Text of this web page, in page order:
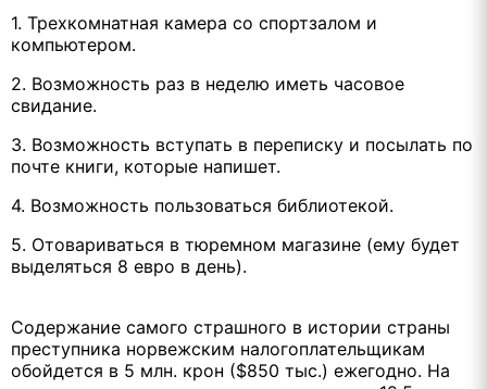
1. Трехкомнатная камера со спортзалом и
компьютером.
2. Возможность раз в неделю иметь часовое
свидание.
3. Возможность вступать в переписку и посылать по
почте книги, которые напишет.
4. Возможность пользоваться библиотекой.
5. Отовариваться в тюремном магазине (ему будет
выделяться 8 евро в день).
Содержание самого страшного в истории страны
преступника норвежским налогоплательщикам
обойдется в 5 млн. крон ($850 тыс.) ежегодно. На